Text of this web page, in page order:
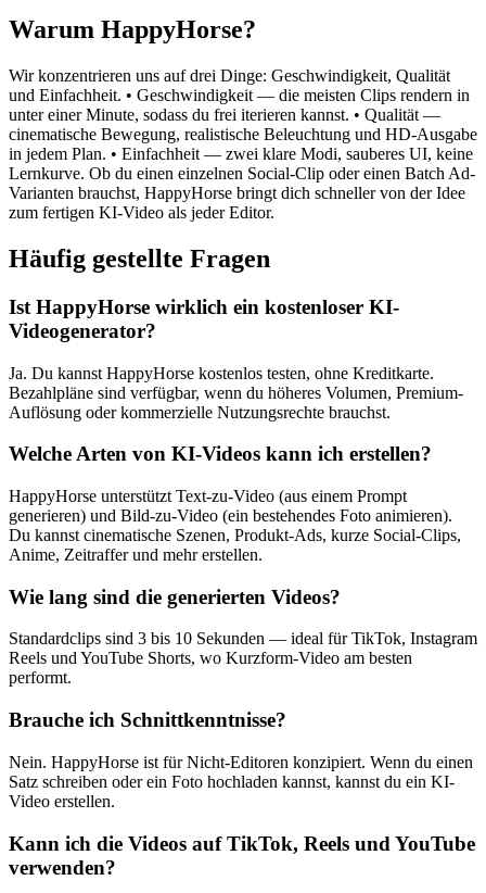
Warum HappyHorse?
Wir konzentrieren uns auf drei Dinge: Geschwindigkeit, Qualität
und Einfachheit. • Geschwindigkeit — die meisten Clips rendern in
unter einer Minute, sodass du frei iterieren kannst. • Qualität —
cinematische Bewegung, realistische Beleuchtung und HD-Ausgabe
in jedem Plan. • Einfachheit — zwei klare Modi, sauberes UI, keine
Lernkurve. Ob du einen einzelnen Social-Clip oder einen Batch Ad-
Varianten brauchst, HappyHorse bringt dich schneller von der Idee
zum fertigen KI-Video als jeder Editor.
Häufig gestellte Fragen
Ist HappyHorse wirklich ein kostenloser KI-
Videogenerator?
Ja. Du kannst HappyHorse kostenlos testen, ohne Kreditkarte.
Bezahlpläne sind verfügbar, wenn du höheres Volumen, Premium-
Auflösung oder kommerzielle Nutzungsrechte brauchst.
Welche Arten von KI-Videos kann ich erstellen?
HappyHorse unterstützt Text-zu-Video (aus einem Prompt
generieren) und Bild-zu-Video (ein bestehendes Foto animieren).
Du kannst cinematische Szenen, Produkt-Ads, kurze Social-Clips,
Anime, Zeitraffer und mehr erstellen.
Wie lang sind die generierten Videos?
Standardclips sind 3 bis 10 Sekunden — ideal für TikTok, Instagram
Reels und YouTube Shorts, wo Kurzform-Video am besten
performt.
Brauche ich Schnittkenntnisse?
Nein. HappyHorse ist für Nicht-Editoren konzipiert. Wenn du einen
Satz schreiben oder ein Foto hochladen kannst, kannst du ein KI-
Video erstellen.
Kann ich die Videos auf TikTok, Reels und YouTube
verwenden?